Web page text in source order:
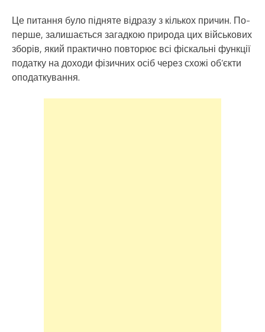
Це питання було підняте відразу з кількох причин. По-
перше, залишається загадкою природа цих військових
зборів, який практично повторює всі фіскальні функції
податку на доходи фізичних осіб через схожі об’єкти
оподаткування.